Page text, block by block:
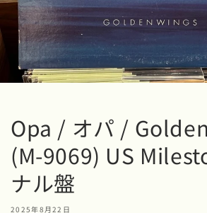
Opa / オパ /
(M-9069) US
ナル盤
2025年8月22日